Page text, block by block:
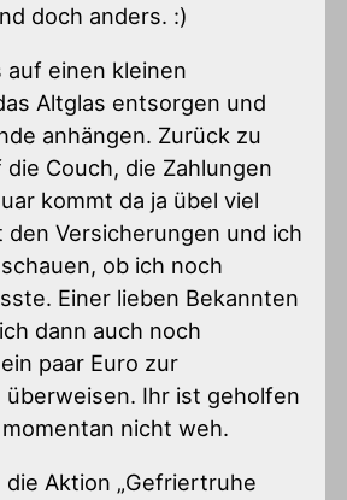
doch anders. :)
auf einen kleinen
Altglas entsorgen und
anhängen. Zurück zu
Couch, die Zahlungen
kommt da ja übel viel
den Versicherungen und ich
ob ich noch
Einer lieben Bekannten
dann auch noch
paar Euro zur
Ihr ist geholfen
nicht weh.
die Aktion „Gefriertruhe